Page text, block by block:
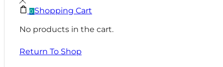
0 Shopping Cart
No products in the cart.
Return To Shop